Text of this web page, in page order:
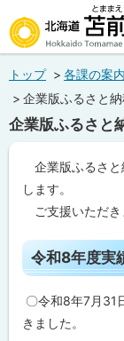
文
メ
ュ
北海道苫前
Hokkaido Tomamae Town
トップ 各課の案内
企業版ふるさと
企業版ふるさと
企業版ふるさと
します。
ご支援いただき
ペ
ー
ジ
内
目
次
令
令和8年度実
〇令和8年7月31
きました。